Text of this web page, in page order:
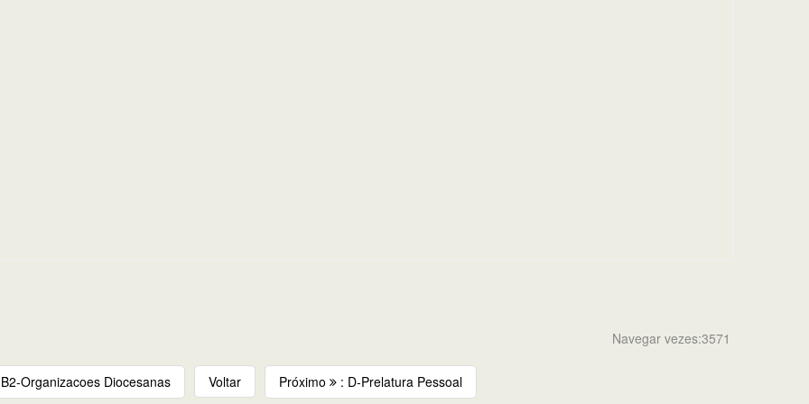
Navegar vezes:3571
Organizacoes Diocesanas Voltar Próximo : D-Prelatura Pessoal